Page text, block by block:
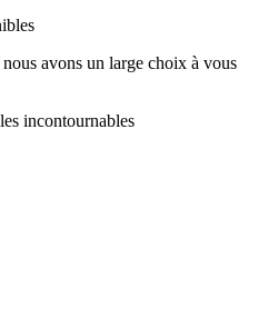
avons un large choix à vous
incontournables